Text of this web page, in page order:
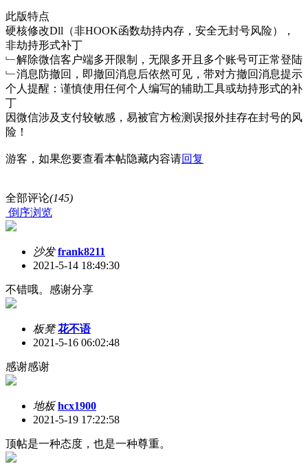
此版特点
硬核修改Dll（非HOOK函数劫持内存，安全无封号风险），
非劫持形式补丁
﹂解除微信客户端多开限制，无限多开且多个账号可正常登陆
﹂消息防撤回，即撤回消息后依然可见，带对方撤回消息提示
个人提醒：谨慎使用任何个人编写的辅助工具或劫持形式的补
丁
因微信涉及支付较敏感，易被官方检测误报外挂存在封号的风
险！
游客，如果您要查看本帖隐藏内容请回复
全部评论(145)
倒序浏览
沙发 frank8211
2021-5-14 18:49:30
不错哦。感谢分享
板凳 花不语
2021-5-16 06:02:48
感谢感谢
地板 hcx1900
2021-5-19 17:22:58
顶帖是一种态度，也是一种尊重。